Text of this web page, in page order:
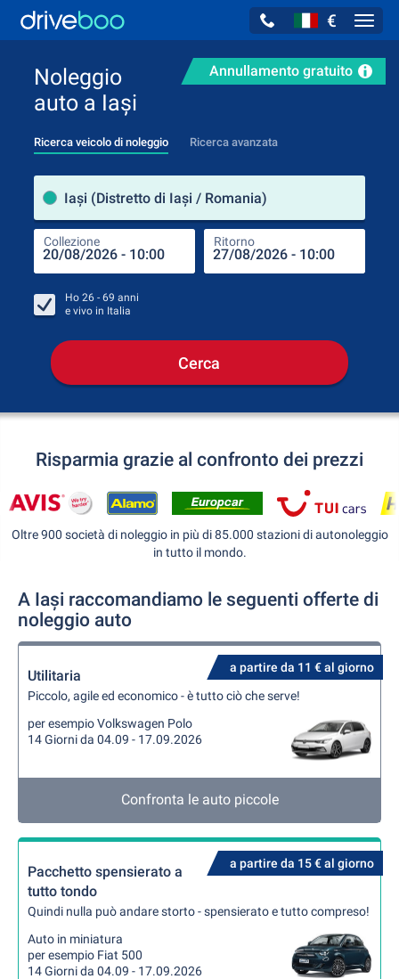
€
Annullamento gratuito
Noleggio
auto a Iași
Ricerca veicolo di noleggio Ricerca avanzata
Iași (Distretto di Iași / Romania)
Collezione Ritorno
Ho 26 - 69 anni
e vivo in Italia
Cerca
Risparmia grazie al confronto dei prezzi
Oltre 900 società di noleggio in più di 85.000 stazioni di autonoleggio
in tutto il mondo.
A Iași raccomandiamo le seguenti offerte di
noleggio auto
a partire da 11 € al giorno
Utilitaria
Piccolo, agile ed economico - è tutto ciò che serve!
per esempio Volkswagen Polo
14 Giorni da 04.09 - 17.09.2026
Confronta le auto piccole
a partire da 15 € al giorno
Pacchetto spensierato a
tutto tondo
Quindi nulla può andare storto - spensierato e tutto compreso!
Auto in miniatura
per esempio Fiat 500
14 Giorni da 04.09 - 17.09.2026